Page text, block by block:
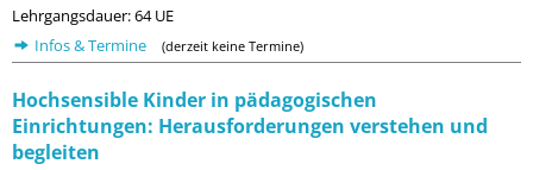
Lehrgangsdauer: 64 UE
Infos & Termine
(derzeit keine Termine)
Hochsensible Kinder in pädagogischen
Einrichtungen: Herausforderungen verstehen und
begleiten